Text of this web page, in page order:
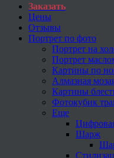
Заказать
Цены
Отзывы
Портрет по фото
Портрет на
Портрет
Картины по
Алмазная
Картины
Фотокубик
Еще
Шарж